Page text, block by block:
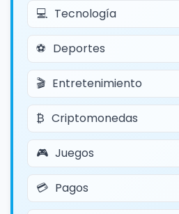
Tecnología
Deportes
Entretenimiento
Criptomonedas
Juegos
Pagos